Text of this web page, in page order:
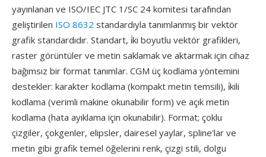
yayınlanan ve ISO/IEC JTC 1/SC 24 komitesi tarafından
geliştirilen ISO 8632 standardıyla tanımlanmış bir vektör
grafik standardıdır. Standart, i̇ki boyutlu vektör grafikleri,
raster görüntüler ve metin saklamak ve aktarmak için cihaz
bağımsız bir format tanımlar. CGM üç kodlama yöntemini
destekler: karakter kodlama (kompakt metin temsili), i̇kili
kodlama (verimli makine okunabilir form) ve açık metin
kodlama (hata ayıklama için okunabilir). Format; çoklu
çizgiler, çokgenler, elipsler, dairesel yaylar, spline'lar ve
metin gibi grafik temel öğelerini renk, çizgi stili, dolgu